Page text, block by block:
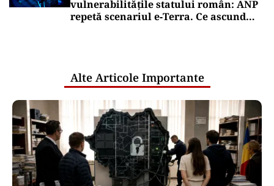
vulnerabilitățile statului român: ANP
repetă scenariul e‑Terra. Ce ascund
Alte Articole Importante